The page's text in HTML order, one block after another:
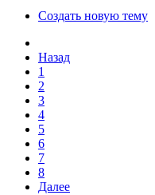
Создать новую тему
Назад
1
2
3
4
5
6
7
8
Далее